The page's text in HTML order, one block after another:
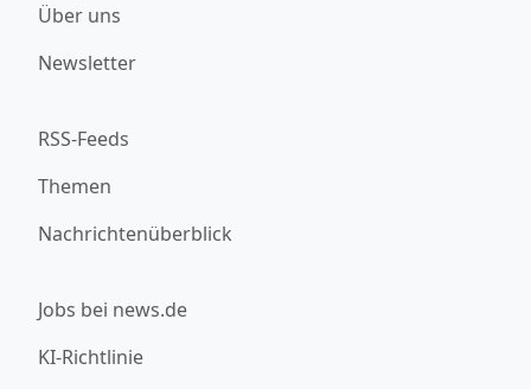
Über uns
Newsletter
RSS-Feeds
Themen
Nachrichtenüberblick
Jobs bei news.de
KI-Richtlinie